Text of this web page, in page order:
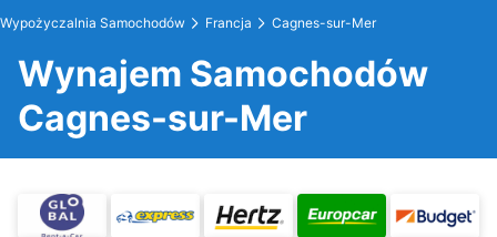
Wypożyczalnia Samochodów Francja Cagnes-sur-Mer
Wynajem Samochodów
Cagnes-sur-Mer